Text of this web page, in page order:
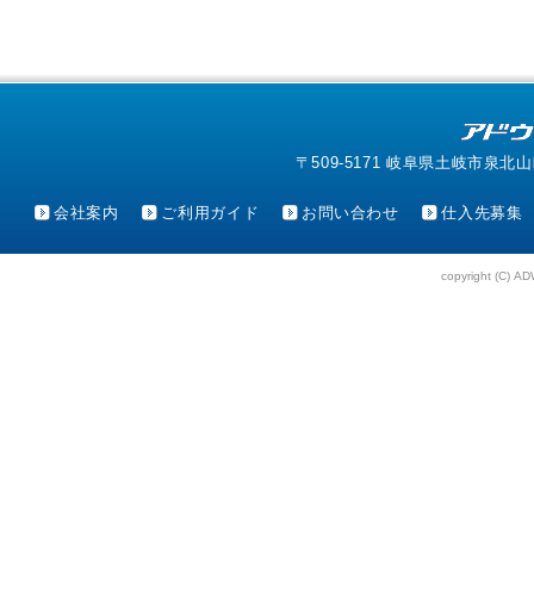
〒509-5171 岐阜県土岐市泉北
会社案内 ご利用ガイド お問い合わせ 仕入先募集
copyright (C)